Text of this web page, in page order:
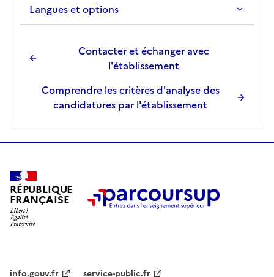
Langues et options
Contacter et échanger avec
l'établissement
Comprendre les critères d'analyse des
candidatures par l'établissement
RÉPUBLIQUE
FRANÇAISE
info.gouv.fr service-public.fr